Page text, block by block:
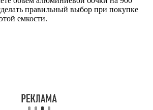
правильный выбор при покупке
емкости.